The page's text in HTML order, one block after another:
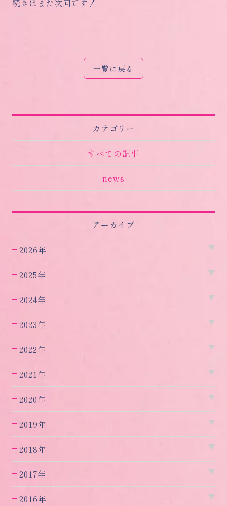
カテゴリー
すべての記事
news
アーカイブ
2026年
2025年
2024年
2023年
2022年
2021年
2020年
2019年
2018年
2017年
2016年
続きはまた次回です！
一覧に戻る